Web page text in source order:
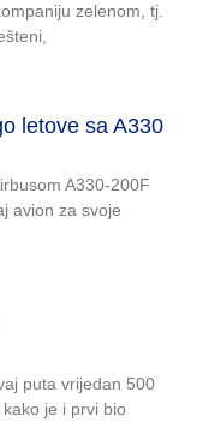
zelenom, tj.
letove sa A330
A330-200F
avion za svoje
puta vrijedan 500
je i prvi bio